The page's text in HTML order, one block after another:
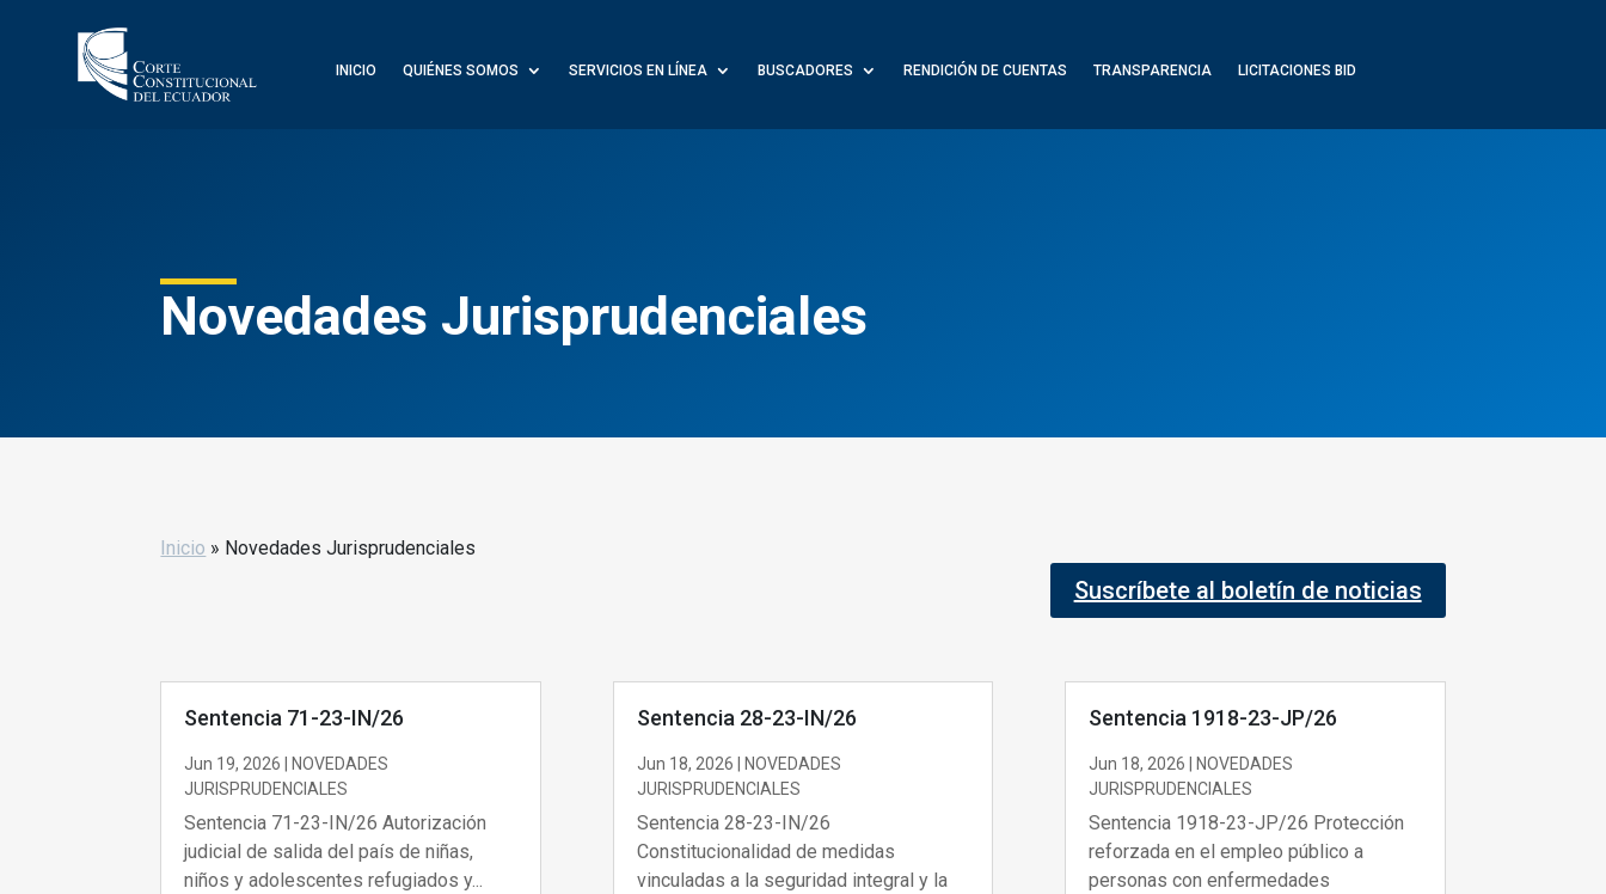
INICIO QUIÉNES SOMOS SERVICIOS EN LÍNEA BUSCADORES RENDICIÓN DE CUENTAS TRANSPARENCIA LICITACIONES BID
Novedades Jurisprudenciales
Inicio » Novedades Jurisprudenciales
Suscríbete al boletín de noticias
Sentencia 71-23-IN/26
Jun 19, 2026
NOVEDADES
JURISPRUDENCIALES
Sentencia 71-23-IN/26 Autorización
judicial de salida del país de niñas,
niños y adolescentes refugiados y...
Sentencia 28-23-IN/26
Jun 18, 2026
NOVEDADES
JURISPRUDENCIALES
Sentencia 28-23-IN/26
Constitucionalidad de medidas
vinculadas a la seguridad integral y la
Sentencia 1918-23-JP/26
Jun 18, 2026
NOVEDADES
JURISPRUDENCIALES
Sentencia 1918-23-JP/26 Protección
reforzada en el empleo público a
personas con enfermedades